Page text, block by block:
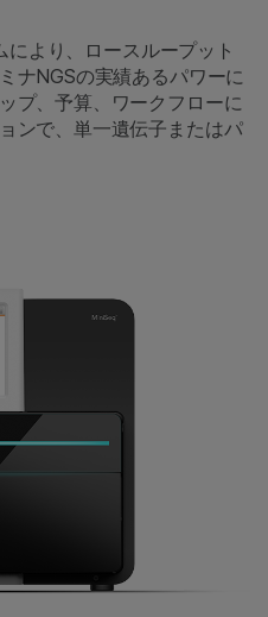
より、ロースループット
ナNGSの実績あるパワーに
プ、予算、ワークフローに
ンで、単一遺伝子またはパ